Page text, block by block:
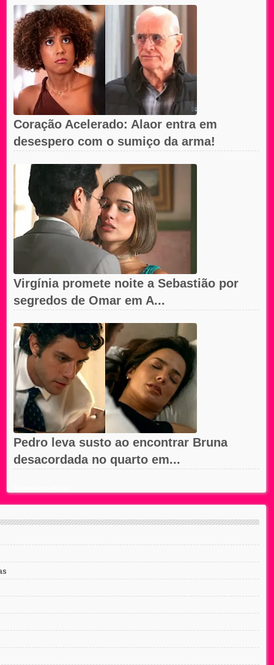
Coração Acelerado: Alaor entra em
desespero com o sumiço da arma!
Virgínia promete noite a Sebastião por
segredos de Omar em A...
Pedro leva susto ao encontrar Bruna
desacordada no quarto em...